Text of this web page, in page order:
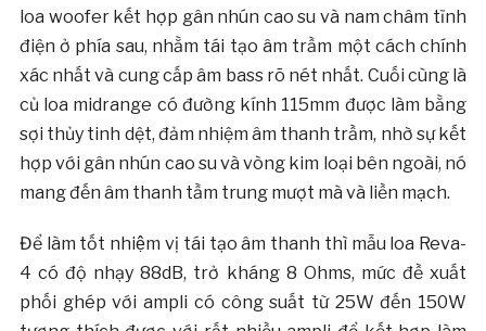
loa woofer kết hợp gân nhún cao su và nam châm tĩnh
điện ở phía sau, nhằm tái tạo âm trầm một cách chính
xác nhất và cung cấp âm bass rõ nét nhất. Cuối cùng là
củ loa midrange có đường kính 115mm được làm bằng
sợi thủy tinh dệt, đảm nhiệm âm thanh trầm, nhờ sự kết
hợp với gân nhún cao su và vòng kim loại bên ngoài, nó
mang đến âm thanh tầm trung mượt mà và liền mạch.
Để làm tốt nhiệm vị tái tạo âm thanh thì mẫu loa Reva-
4 có độ nhạy 88dB, trở kháng 8 Ohms, mức đề xuất
phối ghép với ampli có công suất từ 25W đến 150W